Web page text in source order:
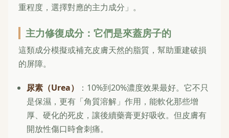
重程度，選擇對應的主力成分」。
主力修復成分：它們是來蓋房子的
這類成分模擬或補充皮膚天然的脂質，幫助重建破損
的屏障。
尿素（Urea）
：10%到20%濃度效果最好。它不只
是保濕，更有「角質溶解」作用，能軟化那些增
厚、硬化的死皮，讓後續藥膏更好吸收。但皮膚有
開放性傷口時會刺痛。